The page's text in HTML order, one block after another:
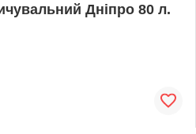
Дніпро 80 л.